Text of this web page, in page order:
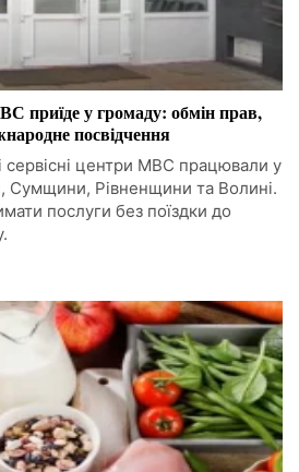
приїде у громаду: обмін прав,
посвідчення
сервісні центри МВС працювали у
Сумщини, Рівненщини та Волині.
послуги без поїздки до